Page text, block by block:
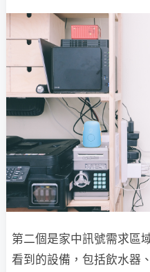
第二個是家中訊號需求區
看到的設備，包括飲水器